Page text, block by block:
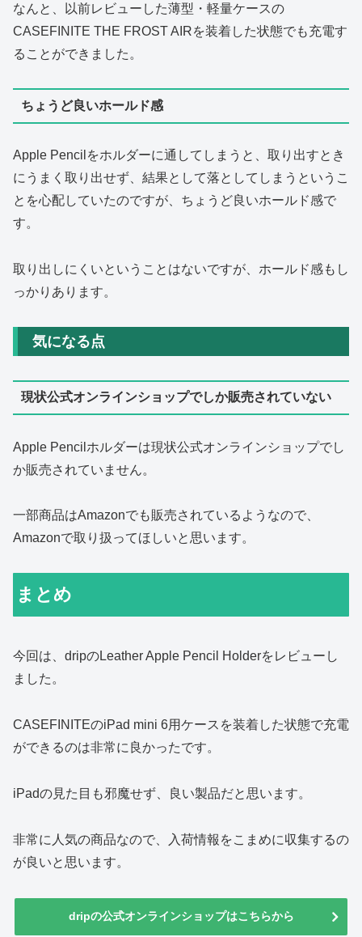
なんと、以前レビューした薄型・軽量ケースの
CASEFINITE THE FROST AIRを装着した状態でも充電す
ることができました。
ちょうど良いホールド感
Apple Pencilをホルダーに通してしまうと、取り出すとき
にうまく取り出せず、結果として落としてしまうというこ
とを心配していたのですが、ちょうど良いホールド感で
す。
取り出しにくいということはないですが、ホールド感もし
っかりあります。
気になる点
現状公式オンラインショップでしか販売されていない
Apple Pencilホルダーは現状公式オンラインショップでし
か販売されていません。
一部商品はAmazonでも販売されているようなので、
Amazonで取り扱ってほしいと思います。
まとめ
今回は、dripのLeather Apple Pencil Holderをレビューし
ました。
CASEFINITEのiPad mini 6用ケースを装着した状態で充電
ができるのは非常に良かったです。
iPadの見た目も邪魔せず、良い製品だと思います。
非常に人気の商品なので、入荷情報をこまめに収集するの
が良いと思います。
dripの公式オンラインショップはこちらから